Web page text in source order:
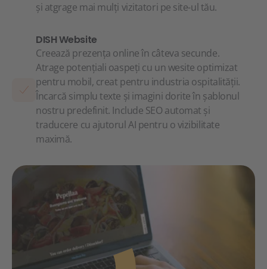
și atgrage mai mulți vizitatori pe site-ul tău.
DISH Website
Creează prezența online în câteva secunde.
Atrage potențiali oaspeți cu un wesite optimizat
pentru mobil, creat pentru industria ospitalității.
Încarcă simplu texte și imagini dorite în șablonul
nostru predefinit. Include SEO automat și
traducere cu ajutorul AI pentru o vizibilitate
maximă.